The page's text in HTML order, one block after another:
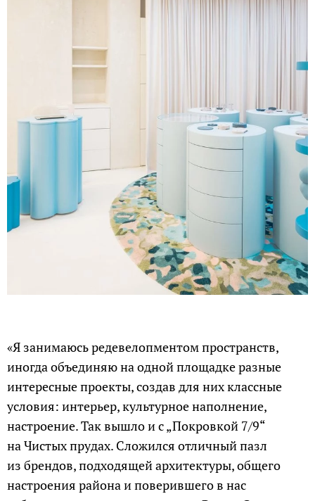
«Я занимаюсь редевелопментом пространств,
иногда объединяю на одной площадке разные
интересные проекты, создав для них классные
условия: интерьер, культурное наполнение,
настроение. Так вышло и с „Покровкой 7/9“
на Чистых прудах. Сложился отличный пазл
из брендов, подходящей архитектуры, общего
настроения района и поверившего в нас